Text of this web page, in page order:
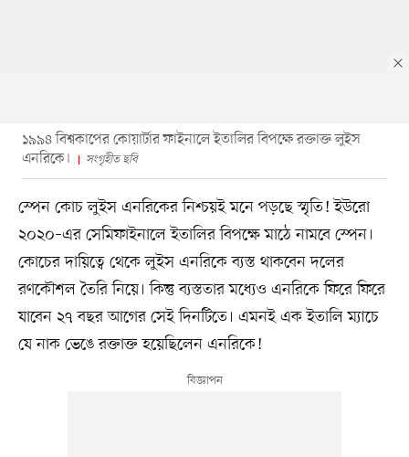
১৯৯৪ বিশ্বকাপের কোয়ার্টার ফাইনালে ইতালির বিপক্ষে রক্তাক্ত লুইস
এনরিকে।
সংগৃহীত ছবি
স্পেন কোচ লুইস এনরিকের নিশ্চয়ই মনে পড়ছে স্মৃতি! ইউরো
২০২০–এর সেমিফাইনালে ইতালির বিপক্ষে মাঠে নামবে স্পেন।
কোচের দায়িত্বে থেকে লুইস এনরিকে ব্যস্ত থাকবেন দলের
রণকৌশল তৈরি নিয়ে। কিন্তু ব্যস্ততার মধ্যেও এনরিকে ফিরে ফিরে
যাবেন ২৭ বছর আগের সেই দিনটিতে। এমনই এক ইতালি ম্যাচে
যে নাক ভেঙে রক্তাক্ত হয়েছিলেন এনরিকে!